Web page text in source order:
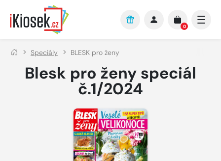
Přejít na hlavní obsah
0
Speciály BLESK pro ženy
Blesk pro ženy speciál
č.1/2024